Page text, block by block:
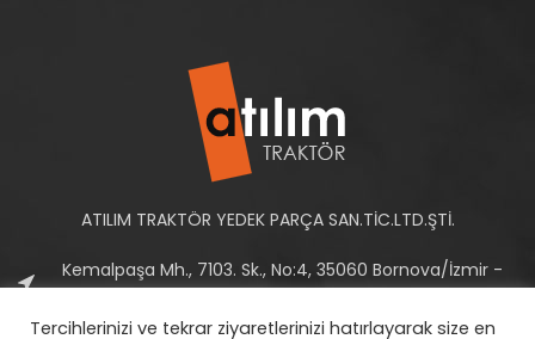
ATILIM TRAKTÖR YEDEK PARÇA SAN.TİC.LTD.ŞTİ.
Kemalpaşa Mh., 7103. Sk., No:4, 35060 Bornova/İzmir -
Tercihlerinizi ve tekrar ziyaretlerinizi hatırlayarak size en